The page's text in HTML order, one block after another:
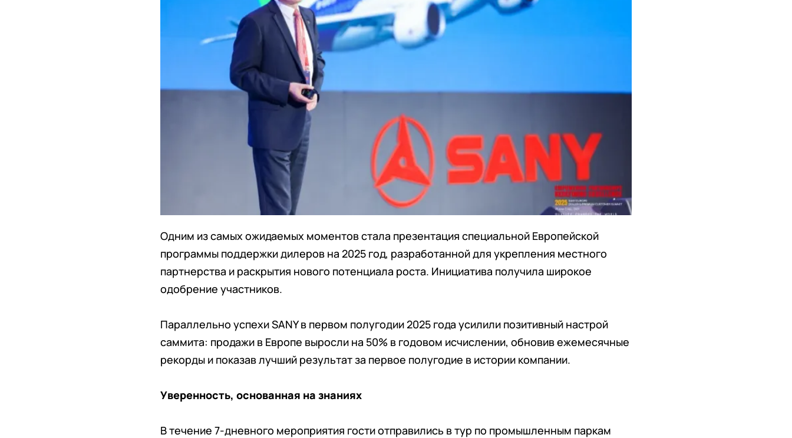
Одним из самых ожидаемых моментов стала презентация специальной Европейской
программы поддержки дилеров на 2025 год, разработанной для укрепления местного
партнерства и раскрытия нового потенциала роста. Инициатива получила широкое
одобрение участников.
Параллельно успехи SANY в первом полугодии 2025 года усилили позитивный настрой
саммита: продажи в Европе выросли на 50% в годовом исчислении, обновив ежемесячные
рекорды и показав лучший результат за первое полугодие в истории компании.
Уверенность, основанная на знаниях
В течение 7-дневного мероприятия гости отправились в тур по промышленным паркам